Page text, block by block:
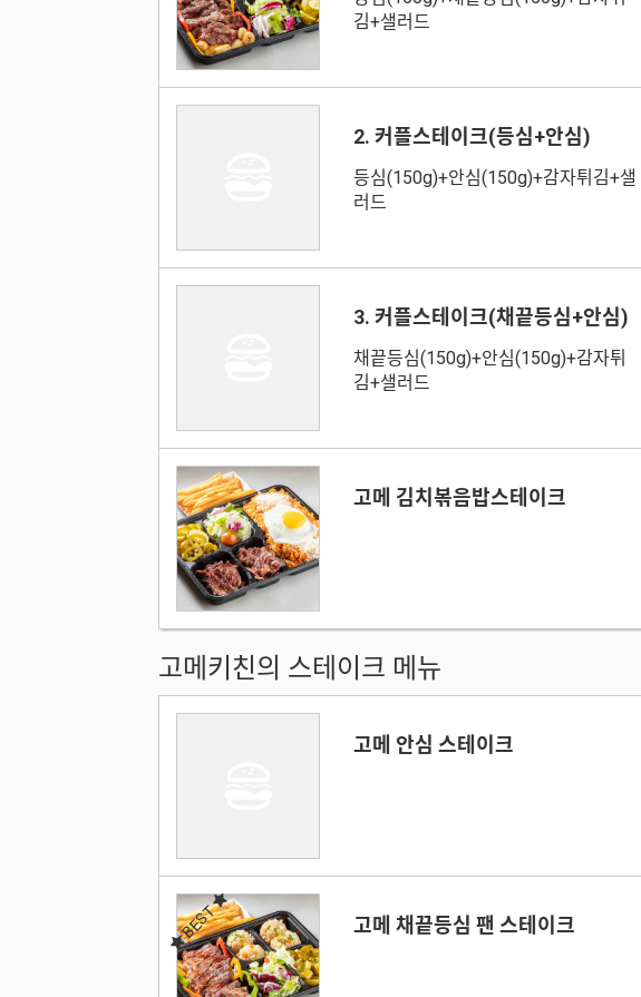
김+샐러드
2. 커플스테이크(등심+안심)
등심(150g)+안심(150g)+감자튀김+샐
러드
3. 커플스테이크(채끝등심+안심)
채끝등심(150g)+안심(150g)+감자튀
김+샐러드
고메 김치볶음밥스테이크
고메키친의 스테이크 메뉴
고메 안심 스테이크
BEST 고메 채끝등심 팬 스테이크